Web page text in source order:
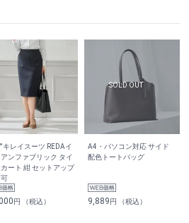
キレイスーツ REDAイ
ンファブリック タイ
カート 紺 セットアップ
円 （税込）
A4・パソコン対応 サイド
配色トートバッグ
9,889円 （税込）